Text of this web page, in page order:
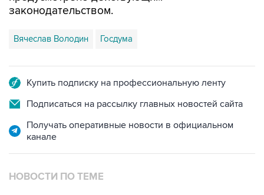
Вячеслав Володин Госдума
Подписаться на рассылку главных новостей сайта
Получать оперативные новости в официальном
НОВОСТИ ПО ТЕМЕ
6 февраля 2025 года 13:41